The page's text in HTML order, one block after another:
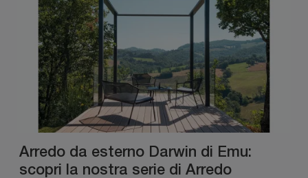
Arredo da esterno Darwin di Emu:
scopri la nostra serie di Arredo